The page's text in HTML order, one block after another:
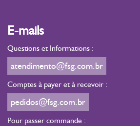
E-mails
Questions et Informations :
atendimento@fsg.com.br
Comptes à payer et à recevoir :
pedidos@fsg.com.br
Pour passer commande :